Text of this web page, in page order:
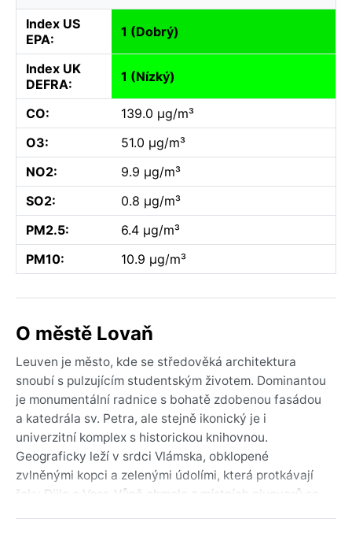
Index US
EPA:
1 (Dobrý)
Index UK
DEFRA:
1 (Nízký)
CO:
139.0 µg/m³
O3:
51.0 µg/m³
NO2:
9.9 µg/m³
SO2:
0.8 µg/m³
PM2.5:
6.4 µg/m³
PM10:
10.9 µg/m³
O městě Lovaň
Leuven je město, kde se středověká architektura
snoubí s pulzujícím studentským životem. Dominantou
je monumentální radnice s bohatě zdobenou fasádou
a katedrála sv. Petra, ale stejně ikonický je i
univerzitní komplex s historickou knihovnou.
Geograficky leží v srdci Vlámska, obklopené
zvlněnými kopci a zelenými údolími, která protkávají
řeky Dijle a Voer. Vůně chmele z místních pivovarů se